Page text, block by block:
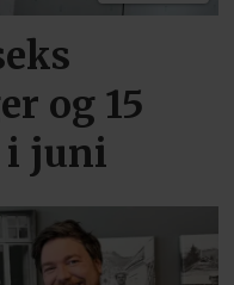
og 15
i juni